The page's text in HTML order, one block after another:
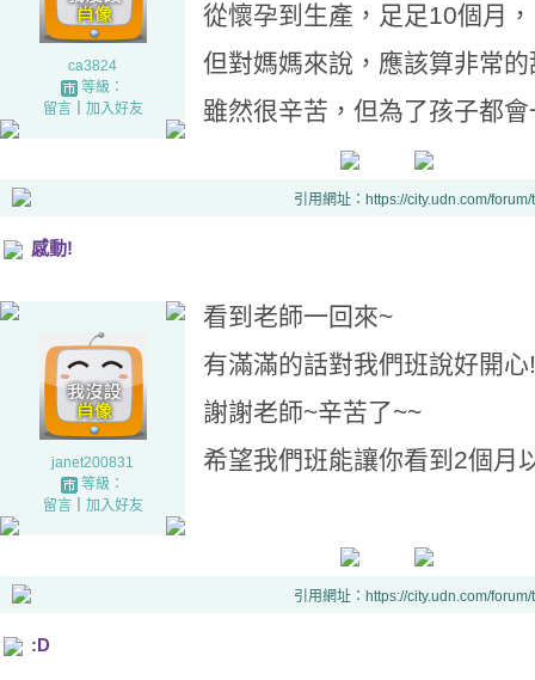
ca3824
等級：
留言｜ 加入好友
從懷孕到生產，足足10個月，
但對媽媽來說，應該算非常
雖然很辛苦，但為了孩子都
引用網址：https://city.udn.com/
感動!
janet200831
等級：
留言｜ 加入好友
看到老師一回來~
有滿滿的話對我們班說好開心
謝謝老師~辛苦了~~
希望我們班能讓你看到2個月
引用網址：https://city.udn.com/
:D